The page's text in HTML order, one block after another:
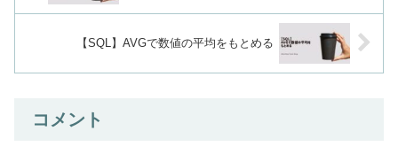
【SQL】AVGで数値の平均をもとめる
コメント